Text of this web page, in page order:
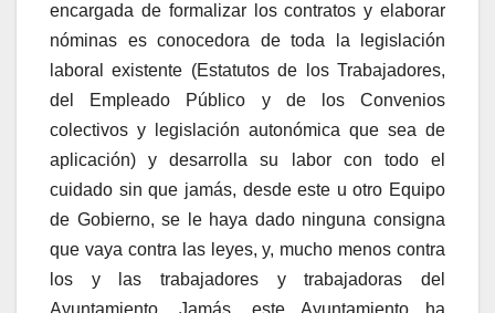
encargada de formalizar los contratos y elaborar
nóminas es conocedora de toda la legislación
laboral existente (Estatutos de los Trabajadores,
del Empleado Público y de los Convenios
colectivos y legislación autonómica que sea de
aplicación) y desarrolla su labor con todo el
cuidado sin que jamás, desde este u otro Equipo
de Gobierno, se le haya dado ninguna consigna
que vaya contra las leyes, y, mucho menos contra
los y las trabajadores y trabajadoras del